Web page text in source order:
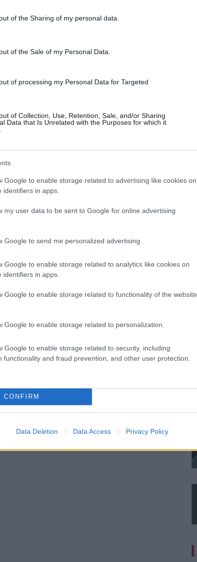
of the Sharing of my personal data.
of the Sale of my Personal Data.
of processing my Personal Data for Targeted
of Collection, Use, Retention, Sale, and/or Sharing
Data that Is Unrelated with the Purposes for which it
Google to enable storage related to advertising like cookies on
identifiers in apps.
my user data to be sent to Google for online advertising
Google to send me personalized advertising.
Google to enable storage related to analytics like cookies on
identifiers in apps.
Google to enable storage related to functionality of the website
Google to enable storage related to personalization.
Google to enable storage related to security, including
functionality and fraud prevention, and other user protection.
CONFIRM
Data Deletion Data Access Privacy Policy
10-es felhasználóknak, ha drivert is